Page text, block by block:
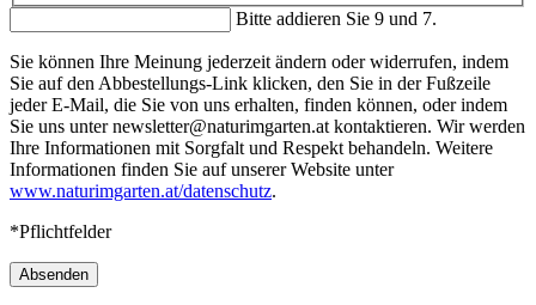
Bitte addieren Sie 9 und 7.
Sie können Ihre Meinung jederzeit ändern oder widerrufen, indem
Sie auf den Abbestellungs-Link klicken, den Sie in der Fußzeile
jeder E-Mail, die Sie von uns erhalten, finden können, oder indem
Sie uns unter newsletter@naturimgarten.at kontaktieren. Wir werden
Ihre Informationen mit Sorgfalt und Respekt behandeln. Weitere
Informationen finden Sie auf unserer Website unter
www.naturimgarten.at/datenschutz.
*Pflichtfelder
Absenden